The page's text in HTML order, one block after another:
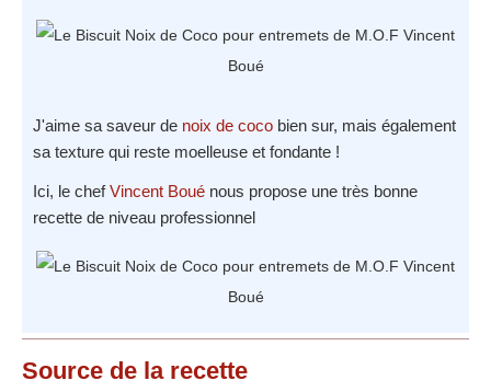
J'aime sa saveur de noix de coco bien sur, mais également
sa texture qui reste moelleuse et fondante !
Ici, le chefVincent Boué nous propose une très bonne
recette de niveau professionnel
Source de la recette